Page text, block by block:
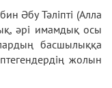
Әбу Тәліпті (Алла
әрі имамдық осы
басшылыққа
жолын